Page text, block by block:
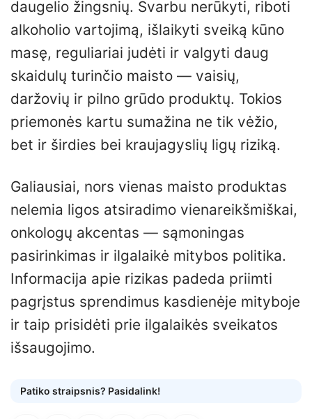
daugelio žingsnių. Svarbu nerūkyti, riboti
alkoholio vartojimą, išlaikyti sveiką kūno
masę, reguliariai judėti ir valgyti daug
skaidulų turinčio maisto — vaisių,
daržovių ir pilno grūdo produktų. Tokios
priemonės kartu sumažina ne tik vėžio,
bet ir širdies bei kraujagyslių ligų riziką.
Galiausiai, nors vienas maisto produktas
nelemia ligos atsiradimo vienareikšmiškai,
onkologų akcentas — sąmoningas
pasirinkimas ir ilgalaikė mitybos politika.
Informacija apie rizikas padeda priimti
pagrįstus sprendimus kasdienėje mityboje
ir taip prisidėti prie ilgalaikės sveikatos
išsaugojimo.
Patiko straipsnis? Pasidalink!